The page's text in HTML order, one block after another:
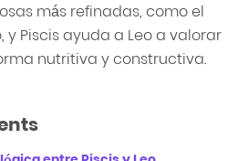
más refinadas, como el
y Piscis ayuda a Leo a valorar
nutritiva y constructiva.